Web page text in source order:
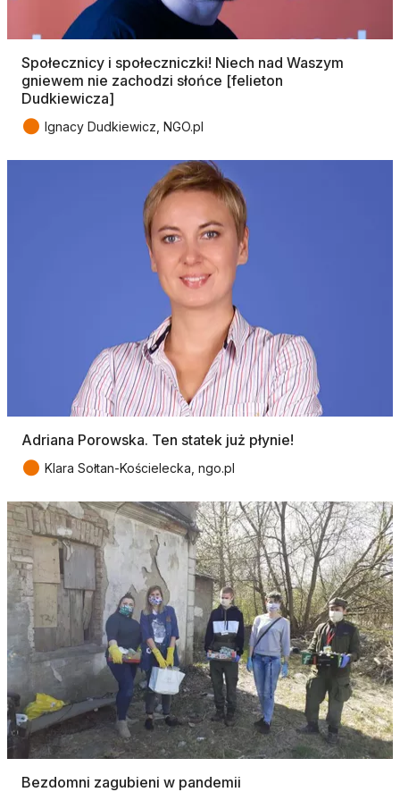
Społecznicy i społeczniczki! Niech nad Waszym
gniewem nie zachodzi słońce [felieton
Dudkiewicza]
● Ignacy Dudkiewicz, NGO.pl
Adriana Porowska. Ten statek już płynie!
● Klara Sołtan-Kościelecka, ngo.pl
Bezdomni zagubieni w pandemii